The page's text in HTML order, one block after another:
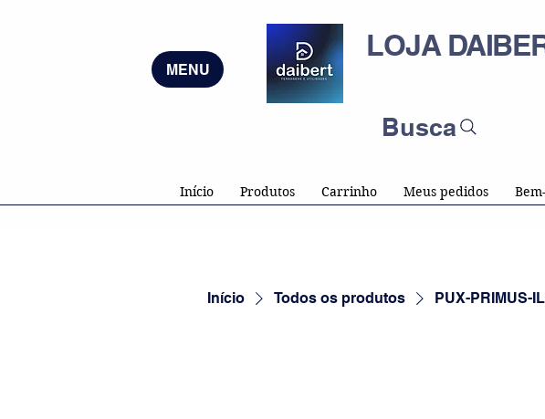
MENU
LOJA
Busca
Início Produtos Carrinho Meus pedidos
Início Todos os produtos PUX-PRIMUS-